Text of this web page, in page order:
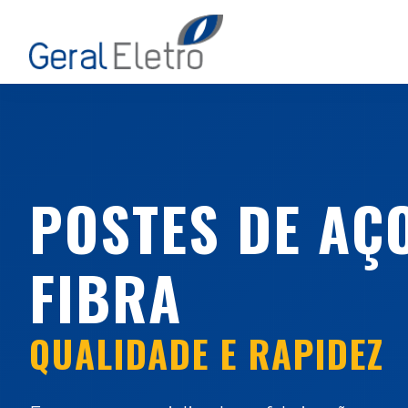
POSTES DE
FIBRA
QUALIDADE E RAPIDEZ